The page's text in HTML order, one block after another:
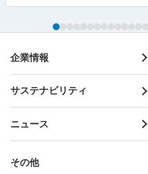
企業情報
サステナビリティ
ニュース
その他